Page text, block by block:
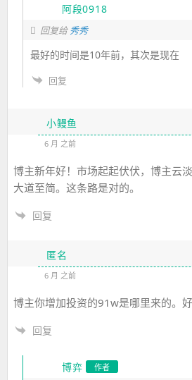
阿段0918
回复给秀秀
最好的时间是10年前，其次是现在
回复
小鳗鱼
6 月 之前
博主新年好！市场起起伏伏，博主云
大道至简。这条路是对的。
回复
匿名
6 月 之前
博主你增加投资的91w是哪里来的。好
回复
博弈 作者